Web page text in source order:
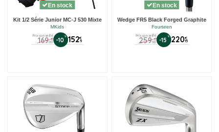
En stock
Kit 1/2 Série Junior MC-J 530 Mixte
MKids
Prix conseillé
169 €
00 -10% 152€
9
En stock
Wedge FR5 Black Forged Graphite
Fourteen
Prix conseillé
259 €
00 -15 % 220€
15